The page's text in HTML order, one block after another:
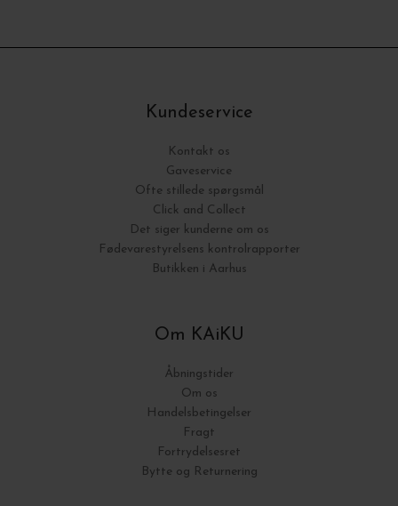
Kundeservice
Kontakt os
Gaveservice
Ofte stillede spørgsmål
Click and Collect
Det siger kunderne om os
Fødevarestyrelsens kontrolrapporter
Butikken i Aarhus
Om KAiKU
Åbningstider
Om os
Handelsbetingelser
Fragt
Fortrydelsesret
Bytte og Returnering